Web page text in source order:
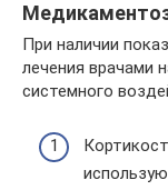
При наличии
лечения врачами
системного